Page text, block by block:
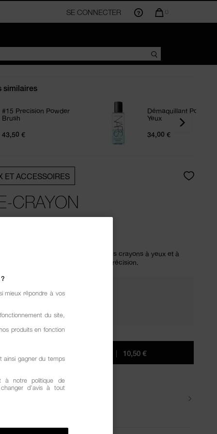
SE CONNECTER
LA
EST
0
similaires
#15 Precision Powder
Brush
43,50 €
Démaquillant Pour Les
Yeux
34,00 €
ET ACCESSOIRES
CRAYON
spécialement conçu pour garder les crayons à yeux et à
et assurer une application de précision.
SUCCOMBEZ. RAYONNEZ.
| 10,50 €
mieux répondre à vos
du site,
produits en fonction
ainsi gagner du temps
à notre politique de
d’avis à tout